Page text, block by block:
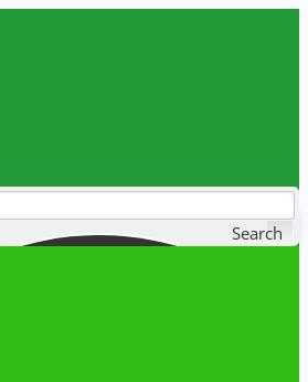
Search